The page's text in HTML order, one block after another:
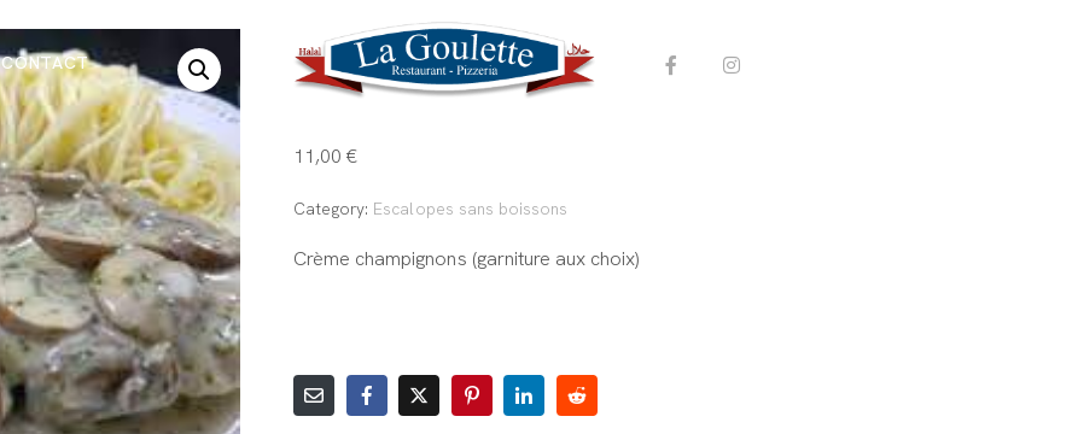
CONTACT Escalopes Crème
champignons
11,00€
Category: Escalopes sans boissons
Crème champignons (garniture aux choix)